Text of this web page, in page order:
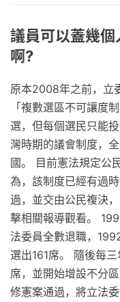
議員可以蓋幾
啊?
原本2008年之前，立
「複數選區不可讓度
選，但每個選民只能
灣時期的議會制度，
國。 目前憲法規定公
為，該制度已經有過
過，並交由公民複決
擊相關報導觀看。
法委員全數退職，
選出161席。 隨後每
席，並開始增設不分
修憲案通過，將立法